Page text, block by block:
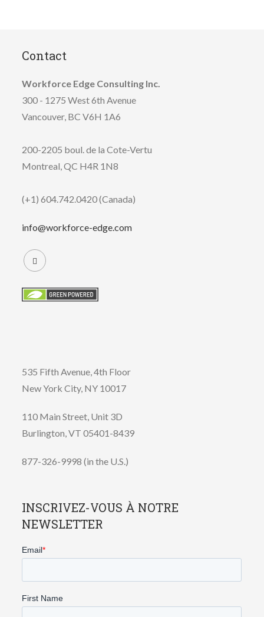
Contact
Workforce Edge Consulting Inc.
300 - 1275 West 6th Avenue
Vancouver, BC V6H 1A6
200-2205 boul. de la Cote-Vertu
Montreal, QC H4R 1N8
(+1) 604.742.0420 (Canada)
info@workforce-edge.com
535 Fifth Avenue, 4th Floor
New York City, NY 10017
110 Main Street, Unit 3D
Burlington, VT 05401-8439
877-326-9998 (in the U.S.)
INSCRIVEZ-VOUS À NOTRE
NEWSLETTER